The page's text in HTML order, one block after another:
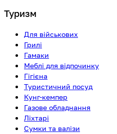
Туризм
Для військових
Грилі
Гамаки
Меблі для відпочинку
Гігієна
Туристичний посуд
Кунг-кемпер
Газове обладнання
Ліхтарі
Сумки та валізи